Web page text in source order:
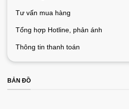
Tư vấn mua hàng
Tổng hợp Hotline, phản ánh
Thông tin thanh toán
BẢN ĐỒ